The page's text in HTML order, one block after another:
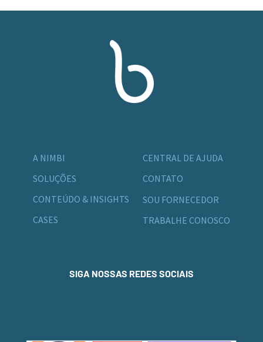
A NIMBI
SOLUÇÕES
CONTEÚDO & INSIGHTS
CASES
CENTRAL DE AJUDA
CONTATO
SOU FORNECEDOR
TRABALHE CONOSCO
SIGA NOSSAS REDES SOCIAIS